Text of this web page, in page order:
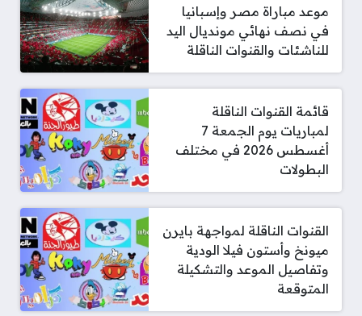
موعد مباراة مصر وإسبانيا
في نصف نهائي مونديال اليد
للناشئات والقنوات الناقلة
قائمة القنوات الناقلة
لمباريات يوم الجمعة 7
أغسطس 2026 في مختلف
البطولات
القنوات الناقلة لمواجهة بايرن
ميونخ وأستون فيلا الودية
وتفاصيل الموعد والتشكيلة
المتوقعة